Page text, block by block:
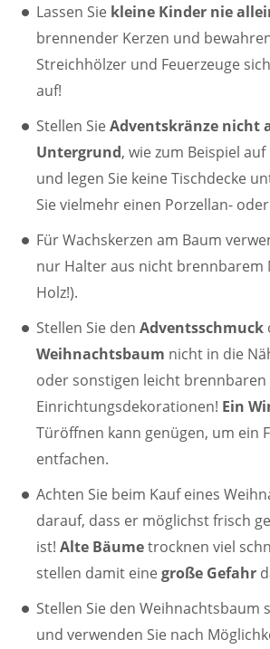
Lassen Sie kleine Kinder nie
brennender Kerzen und
Streichhölzer und Feuerzeuge
auf!
Stellen Sie Adventskränze nicht
Untergrund, wie zum Beispiel
und legen Sie keine Tischdecke
Sie vielmehr einen Porzellan-
Für Wachskerzen am Baum
nur Halter aus nicht brennbarem
Holz!).
Stellen Sie den Adventsschmuck
Weihnachtsbaum nicht in die
oder sonstigen leicht brennbaren
Einrichtungsdekorationen! Ein
Türöffnen kann genügen, um ein
entfachen.
Achten Sie beim Kauf eines
darauf, dass er möglichst frisch
ist! Alte Bäumetrocknen viel
stellen damit eine große Gefahr
Stellen Sie den Weihnachtsbaum
und verwenden Sie nach